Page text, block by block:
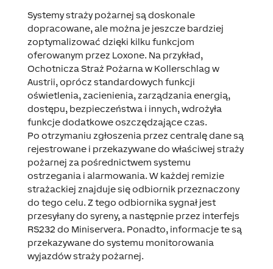
Systemy straży pożarnej są doskonale
dopracowane, ale można je jeszcze bardziej
zoptymalizować dzięki kilku funkcjom
oferowanym przez Loxone. Na przykład,
Ochotnicza Straż Pożarna w Kollerschlag w
Austrii, oprócz standardowych funkcji
oświetlenia, zacienienia, zarządzania energią,
dostępu, bezpieczeństwa i innych, wdrożyła
funkcje dodatkowe oszczędzające czas.
Po otrzymaniu zgłoszenia przez centralę dane są
rejestrowane i przekazywane do właściwej straży
pożarnej za pośrednictwem systemu
ostrzegania i alarmowania. W każdej remizie
strażackiej znajduje się odbiornik przeznaczony
do tego celu. Z tego odbiornika sygnał jest
przesyłany do syreny, a następnie przez interfejs
RS232 do Miniservera. Ponadto, informacje te są
przekazywane do systemu monitorowania
wyjazdów straży pożarnej.